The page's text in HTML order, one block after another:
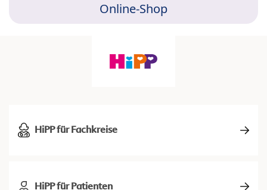
Online-Shop
HiPP für Fachkreise
HiPP für Patienten